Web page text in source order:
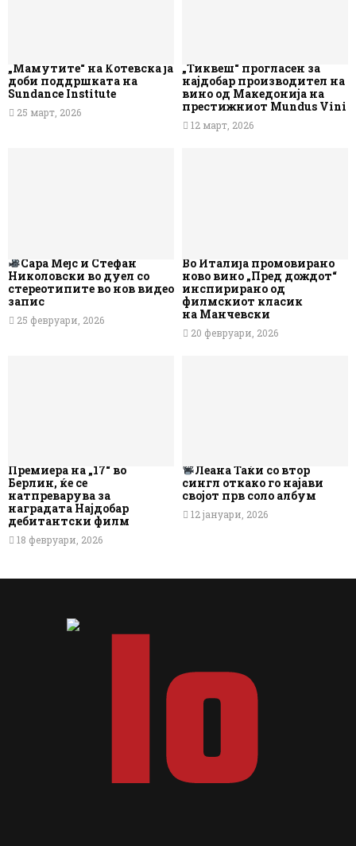
„Мамутите“ на Котевска ја
доби поддршката на
Sundance Institute
25 март, 2026
„Тиквеш“ прогласен за
најдобар производител на
вино од Македонија на
престижниот Mundus Vini
12 март, 2026
Сара Мејс и Стефан
Николовски во дуел со
стереотипите во нов видео
запис
25 февруари, 2026
Во Италија промовирано
ново вино „Пред дождот“
инспирирано од
филмскиот класик
на Манчевски
20 февруари, 2026
Премиера на „17“ во
Берлин, ќе се
натпреварува за
наградата Најдобар
дебитантски филм
18 февруари, 2026
Леана Таќи со втор
сингл откако го најави
својот прв соло албум
12 јануари, 2026